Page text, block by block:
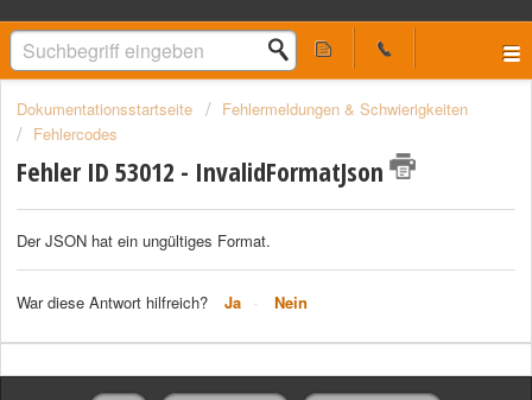
Dokumentationsstartseite
Fehlermeldungen & Schwierigkeiten
Fehlercodes
Fehler ID 53012 - InvalidFormatJson
Der JSON hat ein ungültiges Format.
War diese Antwort hilfreich? Ja Nein